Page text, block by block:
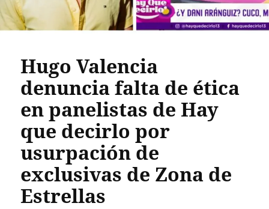
Hugo Valencia
denuncia falta de ética
en panelistas de Hay
que decirlo por
usurpación de
exclusivas de Zona de
Estrellas